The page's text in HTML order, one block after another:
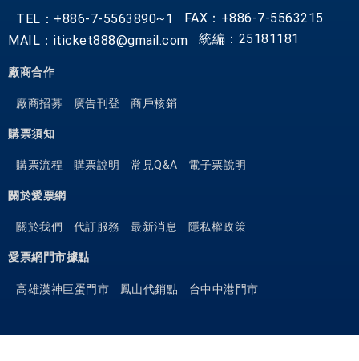
TEL：+886-7-5563890~1
FAX：+886-7-5563215
MAIL：iticket888@gmail.com
統編：25181181
廠商合作
廠商招募 廣告刊登 商戶核銷
購票須知
購票流程 購票說明 常見Q&A 電子票說明
關於愛票網
關於我們 代訂服務 最新消息 隱私權政策
愛票網門市據點
高雄漢神巨蛋門市 鳳山代銷點 台中中港門市